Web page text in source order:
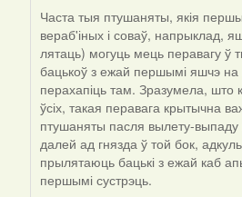
Часта тыя птушаняты, якія
вераб'іных і соваў, напрыклад,
лятаць) могуць мець перавагу ў
бацькоў з ежай першымі яшчэ на
перахапіць там. Зразумела, што
ўсіх, такая перавага крытычна
птушаняты пасля вылету-
далей ад гнязда ў той бок,
прылятаюць бацькі з ежай каб
першымі сустрэць.